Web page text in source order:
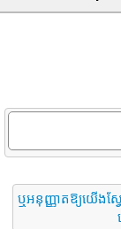
ឬអនុញ្ញាតឱ្យយើង